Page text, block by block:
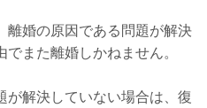
離婚の原因である問題が解決
また離婚しかねません。
が解決していない場合は、復